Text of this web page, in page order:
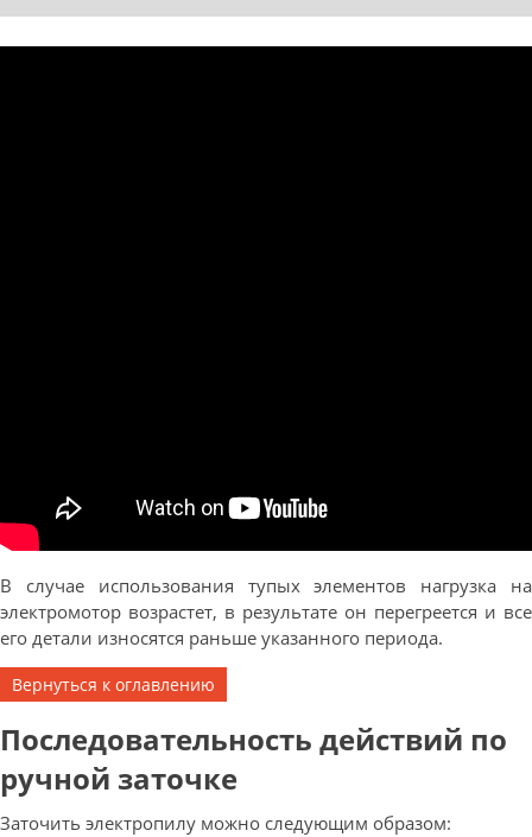
В случае использования тупых элементов нагрузка на
электромотор возрастет, в результате он перегреется и все
его детали износятся раньше указанного периода.
Вернуться к оглавлению
Последовательность действий по
ручной заточке
Заточить электропилу можно следующим образом: